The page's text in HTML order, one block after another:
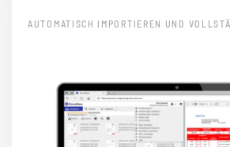
AUTOMATISCH IMPORTIEREN UND